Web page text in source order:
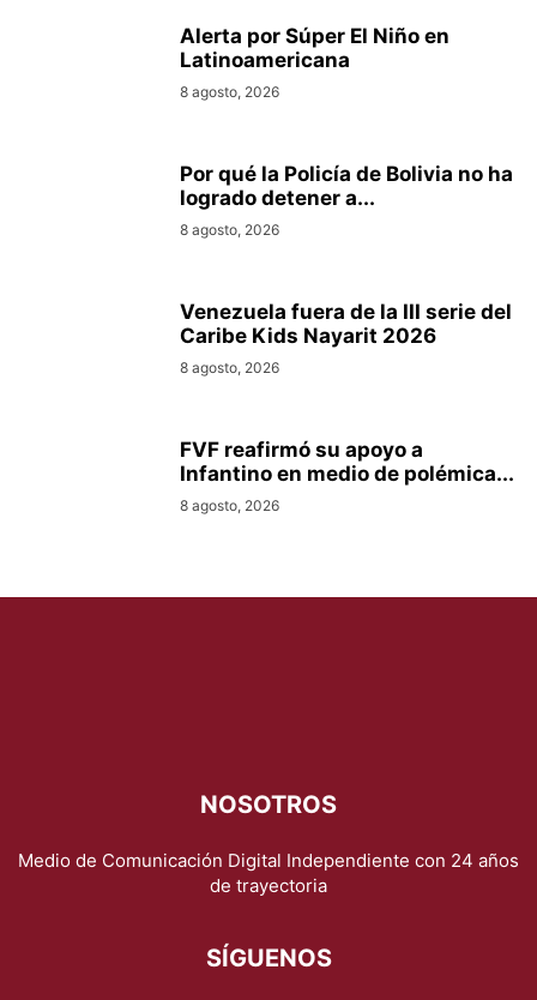
Alerta por Súper El Niño en
Latinoamericana
8 agosto, 2026
Por qué la Policía de Bolivia no ha
logrado detener a...
8 agosto, 2026
Venezuela fuera de la III serie del
Caribe Kids Nayarit 2026
8 agosto, 2026
FVF reafirmó su apoyo a
Infantino en medio de polémica...
8 agosto, 2026
NOSOTROS
Medio de Comunicación Digital Independiente con 24 años
de trayectoria
SÍGUENOS